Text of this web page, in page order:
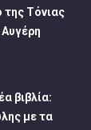
της Τόνιας
βιβλία:
με τα